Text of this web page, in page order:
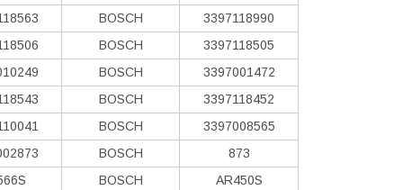
BOSCH
3397118990
BOSCH
3397118505
BOSCH
3397001472
BOSCH
3397118452
BOSCH
3397008565
BOSCH
873
BOSCH
AR450S